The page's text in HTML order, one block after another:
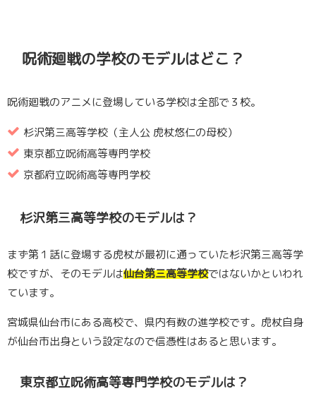
呪術廻戦の学校のモデルはどこ？
呪術廻戦のアニメに登場している学校は全部で３校。
杉沢第三高等学校（主人公 虎杖悠仁の母校）
東京都立呪術高等専門学校
京都府立呪術高等専門学校
杉沢第三高等学校のモデルは？
まず第１話に登場する虎杖が最初に通っていた杉沢第三高等学
校ですが、そのモデルは仙台第三高等学校ではないかといわれ
ています。
宮城県仙台市にある高校で、県内有数の進学校です。虎杖自身
が仙台市出身という設定なので信憑性はあると思います。
東京都立呪術高等専門学校のモデルは？